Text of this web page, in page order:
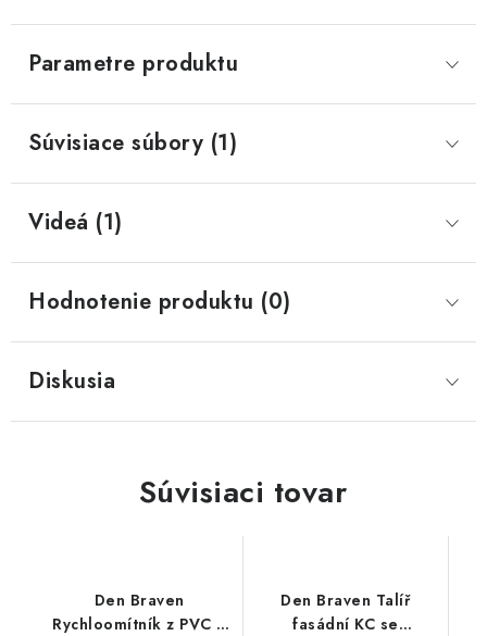
Parametre produktu
Súvisiace súbory (1)
Videá (1)
Hodnotenie produktu (0)
Diskusia
Súvisiaci tovar
Den Braven
Rychloomítník z PVC 3
Den Braven Talíř
fasádní KC se